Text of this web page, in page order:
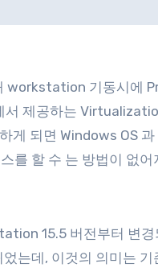
workstation 기동시에
서 제공하는
게 되면 Windows OS
를 할 수 는 방법이 없
15.5 버전부터 변경
었는데, 이것의 의미는